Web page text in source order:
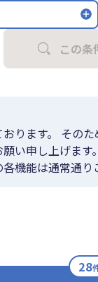
この条
ります。 その
い申し上げます。
機能は通常通り
28